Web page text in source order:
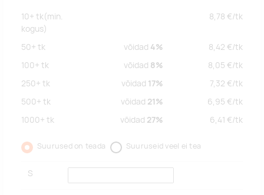
10+ tk(min.
kogus)
8,78 €/tk
50+ tk võidad 4% 8,42 €/tk
100+ tk võidad 8% 8,05 €/tk
250+ tk võidad 17% 7,32 €/tk
500+ tk võidad 21% 6,95 €/tk
1000+ tk võidad 27% 6,41 €/tk
Suurused on teada Suuruseid veel ei tea
S